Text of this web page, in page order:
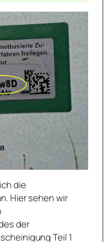
die
Hier sehen wir
der
Teil 1